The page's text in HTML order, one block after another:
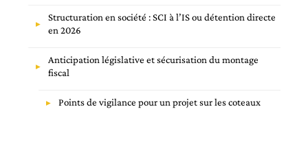
Structuration en société : SCI à l’IS ou détention directe
en 2026
Anticipation législative et sécurisation du montage
fiscal
Points de vigilance pour un projet sur les coteaux